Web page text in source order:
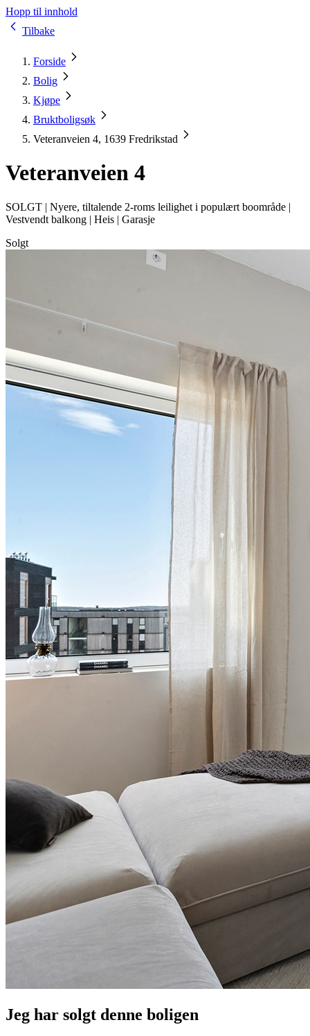
Hopp til innhold
Tilbake
Forside
Bolig
Kjøpe
Bruktboligsøk
Veteranveien 4, 1639 Fredrikstad
Veteranveien 4
SOLGT | Nyere, tiltalende 2-roms leilighet i populært boområde |
Vestvendt balkong | Heis | Garasje
Solgt
Jeg har solgt denne boligen